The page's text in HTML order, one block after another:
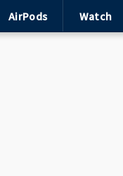
AirPods Watch